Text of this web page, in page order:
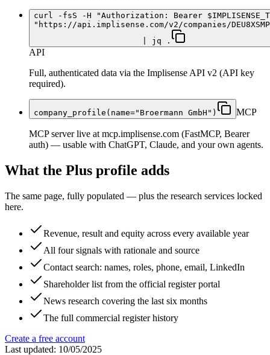
curl -fsS -H "Authorization: Bearer
"https://api.implisense.com/v2/companies/
| jq .
API
Full, authenticated data via the Implisense API v2 (API key
required).
company_profile(name="Broermann GmbH") MCP
MCP server live at mcp.implisense.com (FastMCP, Bearer
auth) — usable with ChatGPT, Claude, and your own agents.
What the Plus profile adds
The same page, fully populated — plus the research services locked
here.
Revenue, result and equity across every available year
All four signals with rationale and source
Contact search: names, roles, phone, email, LinkedIn
Shareholder list from the official register portal
News research covering the last six months
The full commercial register history
Create a free account
Last updated: 10/05/2025